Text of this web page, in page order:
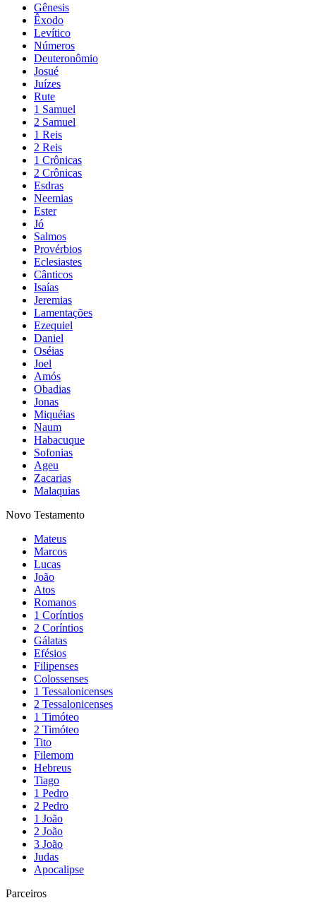
Gênesis
Êxodo
Levítico
Números
Deuteronômio
Josué
Juízes
Rute
1 Samuel
2 Samuel
1 Reis
2 Reis
1 Crônicas
2 Crônicas
Esdras
Neemias
Ester
Jó
Salmos
Provérbios
Eclesiastes
Cânticos
Isaías
Jeremias
Lamentações
Ezequiel
Daniel
Oséias
Joel
Amós
Obadias
Jonas
Miquéias
Naum
Habacuque
Sofonias
Ageu
Zacarias
Malaquias
Novo Testamento
Mateus
Marcos
Lucas
João
Atos
Romanos
1 Coríntios
2 Coríntios
Gálatas
Efésios
Filipenses
Colossenses
1 Tessalonicenses
2 Tessalonicenses
1 Timóteo
2 Timóteo
Tito
Filemom
Hebreus
Tiago
1 Pedro
2 Pedro
1 João
2 João
3 João
Judas
Apocalipse
Parceiros